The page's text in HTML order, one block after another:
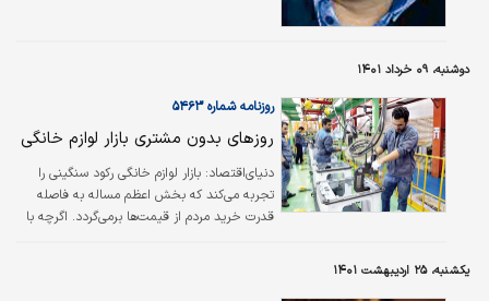
دوشنبه، ۰۹ خرداد ۱۴۰۱
روزنامه شماره ۵۴۶۳
روزهای بدون مشتری بازار لوازم خانگی
دنیای‌اقتصاد: بازار لوازم خانگی رکود سنگینی را
تجربه می‌کند که بخش اعظم مساله به فاصله
قدرت خرید مردم از قیمت‌ها بر‌می‌گردد. اگر‌چه با
یکشنبه، ۲۵ اردیبهشت ۱۴۰۱